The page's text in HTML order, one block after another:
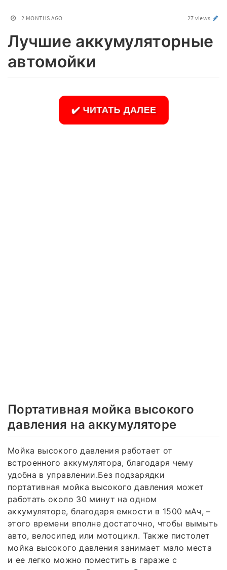
2 MONTHS AGO 27 views
Лучшие аккумуляторные
автомойки
✔️ ЧИТАТЬ ДАЛЕЕ
Портативная мойка высокого
давления на аккумуляторе
Мойка высокого давления работает от
встроенного аккумулятора, благодаря чему
удобна в управлении.Без подзарядки
портативная мойка высокого давления может
работать около 30 минут на одном
аккумуляторе, благодаря емкости в 1500 мАч, –
этого времени вполне достаточно, чтобы вымыть
авто, велосипед или мотоцикл. Также пистолет
мойка высокого давления занимает мало места
и ее легко можно поместить в гараже с